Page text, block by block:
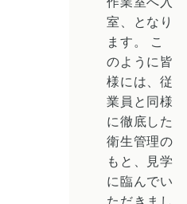
室、となり
ます。
こ
のように皆
様には、従
業員と同様
に徹底した
衛生管理の
もと、見学
に臨んでい
ただきまし